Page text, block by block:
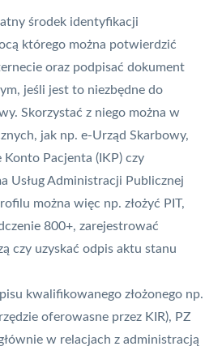
środek identyfikacji
którego można potwierdzić
oraz podpisać dokument
jeśli jest to niezbędne do
Skorzystać z niego można w
jak np. e-Urząd Skarbowy,
Pacjenta (IKP) czy
Usług Administracji Publicznej
można więc np. złożyć PIT,
800+, zarejestrować
czy uzyskać odpis aktu stanu
kwalifikowanego złożonego np.
oferowasne przez KIR), PZ
w relacjach z administracją